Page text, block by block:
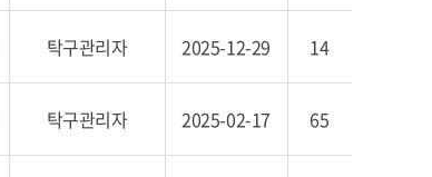
탁구관리자 2025-12-29 14
탁구관리자 2025-02-17 65